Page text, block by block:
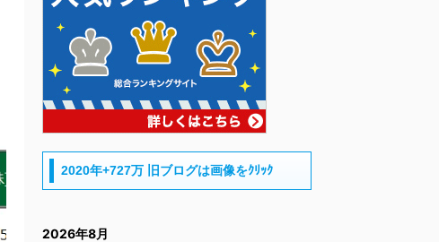
2020年+727万 旧ブログは画像をｸﾘｯｸ
2026年8月